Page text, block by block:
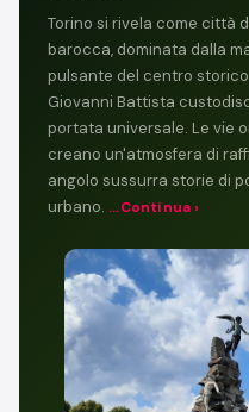
Torino si rivela come città
barocca, dominata dalla
pulsante del centro
Giovanni Battista
portata universale. Le vie
creano un'atmosfera di
angolo sussurra storie di
urbano. ...Continua ›